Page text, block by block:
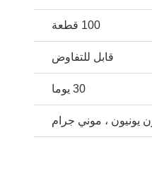
100 قطعة
قابل للتفاوض
30 يوما
يونيون ، موني جرام